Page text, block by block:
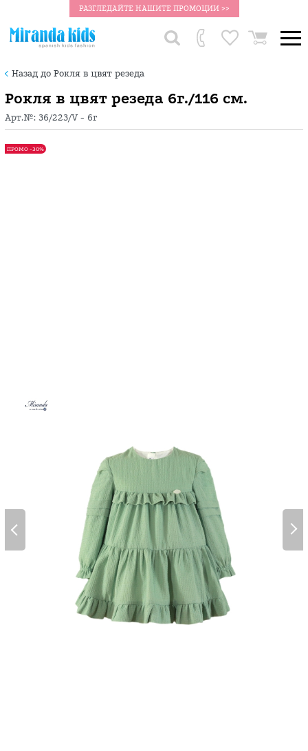
РАЗГЛЕДАЙТЕ НАШИТЕ ПРОМОЦИИ >>
Назад до Рокля в цвят резеда
Рокля в цвят резеда 6г./116 см.
Арт.№: 36/223/V - 6г
ПРОМО -30%